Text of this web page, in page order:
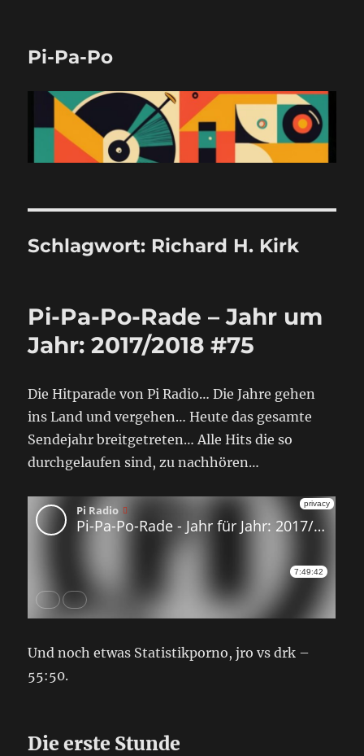
Pi-Pa-Po
Schlagwort: Richard H. Kirk
Pi-Pa-Po-Rade – Jahr um
Jahr: 2017/2018 #75
Die Hitparade von Pi Radio… Die Jahre gehen
ins Land und vergehen… Heute das gesamte
Sendejahr breitgetreten… Alle Hits die so
durchgelaufen sind, zu nachhören…
Und noch etwas Statistikporno, jro vs drk –
55:50.
Die erste Stunde